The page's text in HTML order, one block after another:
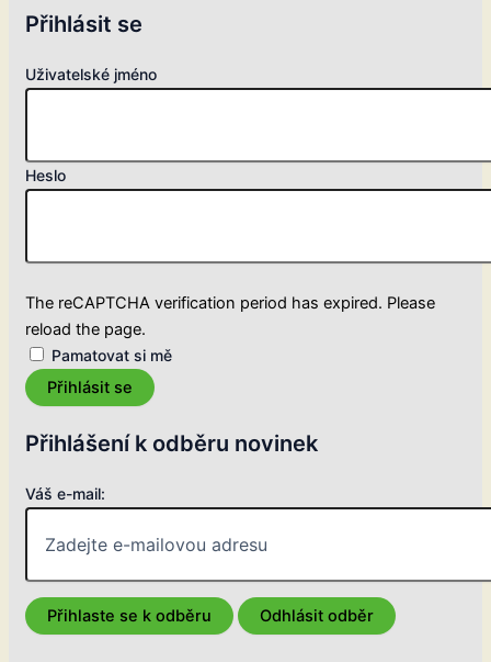
Přihlásit se
Uživatelské jméno
Heslo
The reCAPTCHA verification period has expired. Please
reload the page.
Pamatovat si mě
Přihlásit se
Přihlášení k odběru novinek
Váš e-mail: